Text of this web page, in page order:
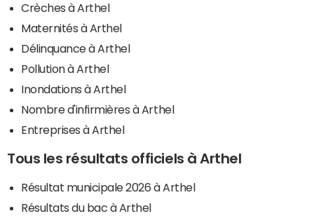
Crèches à Arthel
Maternités à Arthel
Délinquance à Arthel
Pollution à Arthel
Inondations à Arthel
Nombre d'infirmières à Arthel
Entreprises à Arthel
Tous les résultats officiels à Arthel
Résultat municipale 2026 à Arthel
Résultats du bac à Arthel